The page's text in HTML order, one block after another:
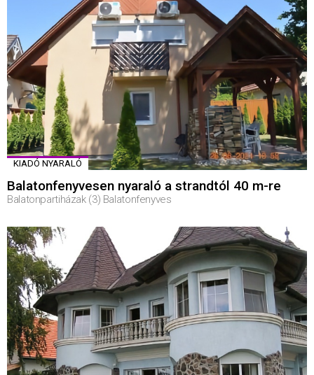
KIADÓ NYARALÓ
Balatonfenyvesen nyaraló a strandtól 40 m-re
Balatonpartiházak (3) Balatonfenyves